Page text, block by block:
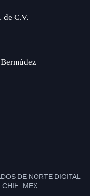
de C.V.
DE NORTE DIGITAL
MEX.